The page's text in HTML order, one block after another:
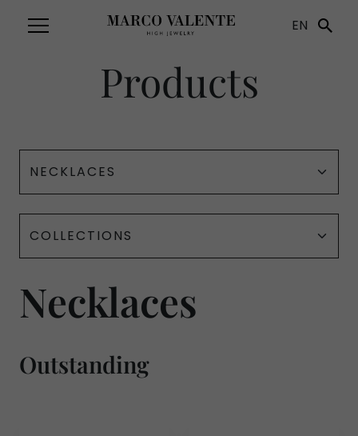
EN
Products
Necklaces
Outstanding